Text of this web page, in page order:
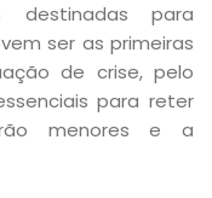
destinadas para
ser as primeiras
de crise, pelo
para reter
menores e a